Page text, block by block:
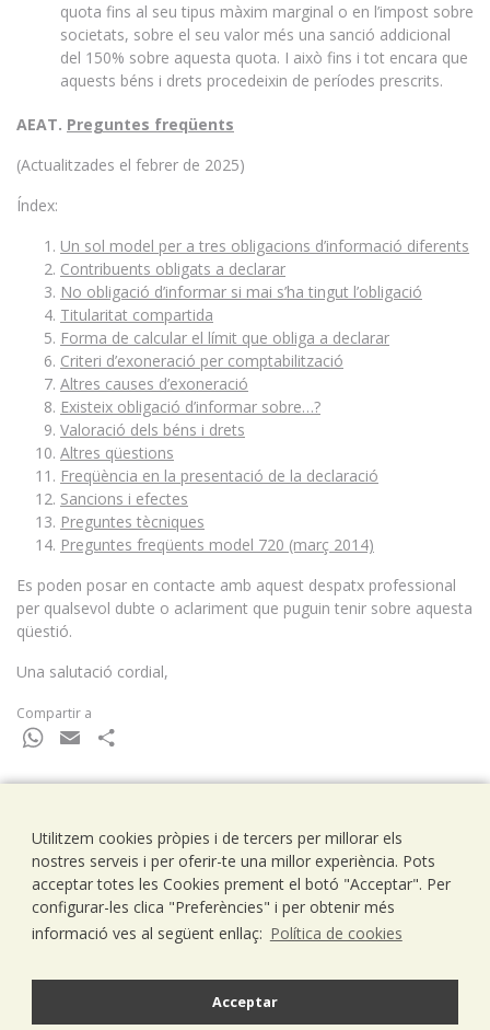
quota fins al seu tipus màxim marginal o en l’impost sobre
societats, sobre el seu valor més una sanció addicional
del 150% sobre aquesta quota. I això fins i tot encara que
aquests béns i drets procedeixin de períodes prescrits.
AEAT. Preguntes freqüents
(Actualitzades el febrer de 2025)
Índex:
Un sol model per a tres obligacions d’informació diferents
Contribuents obligats a declarar
No obligació d’informar si mai s’ha tingut l’obligació
Titularitat compartida
Forma de calcular el límit que obliga a declarar
Criteri d’exoneració per comptabilització
Altres causes d’exoneració
Existeix obligació d’informar sobre…?
Valoració dels béns i drets
Altres qüestions
Freqüència en la presentació de la declaració
Sancions i efectes
Preguntes tècniques
Preguntes freqüents model 720 (març 2014)
Es poden posar en contacte amb aquest despatx professional
per qualsevol dubte o aclariment que puguin tenir sobre aquesta
qüestió.
Una salutació cordial,
Compartir a
WhatsApp
Email
Ramells Ramoneda
Assessors - Consultors
C/ Balmes 203, 1º 1ª
08006 Barcelona
T..93 238 79 26
Utilitzem cookies pròpies i de tercers per millorar els
nostres serveis i per oferir-te una millor experiència. Pots
acceptar totes les Cookies prement el botó "Acceptar". Per
configurar-les clica "Preferències" i per obtenir més
informació ves al següent enllaç: Política de cookies
Acceptar